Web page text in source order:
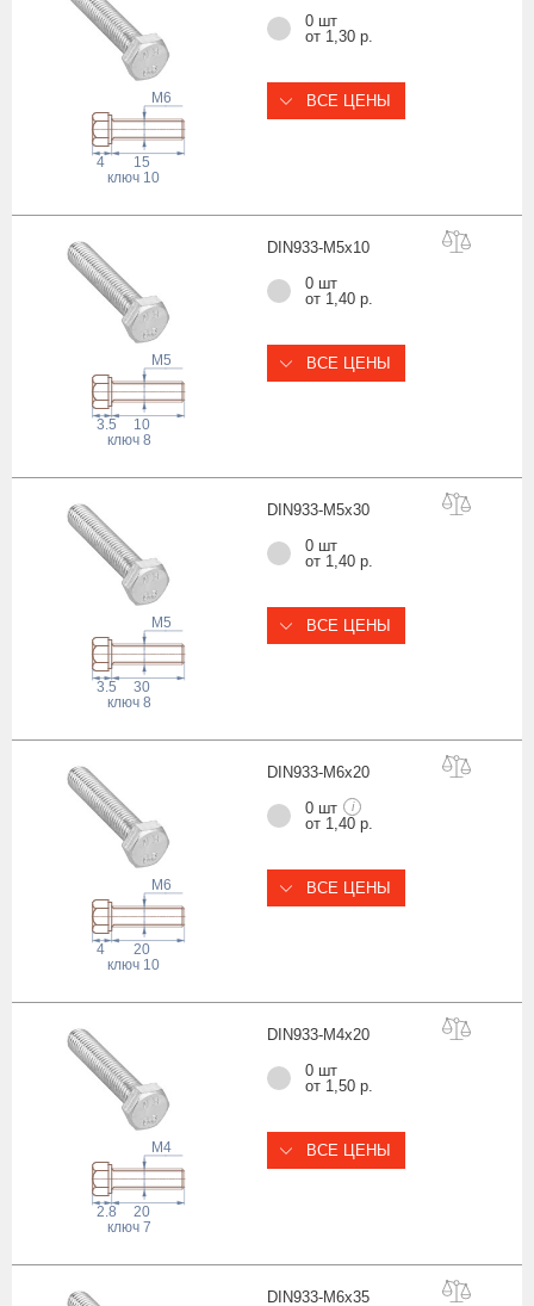
15
M6
4
ключ 10
0 шт
от 1,30 р.
ВСЕ ЦЕНЫ
DIN933-M5x10
10
M5
3.5
ключ 8
0 шт
от 1,40 р.
ВСЕ ЦЕНЫ
DIN933-M5x30
30
M5
3.5
ключ 8
0 шт
от 1,40 р.
ВСЕ ЦЕНЫ
DIN933-M6x20
20
M6
4
ключ 10
0 шт i
от 1,40 р.
ВСЕ ЦЕНЫ
DIN933-M4x20
20
M4
2.8
ключ 7
0 шт
от 1,50 р.
ВСЕ ЦЕНЫ
DIN933-M6x35